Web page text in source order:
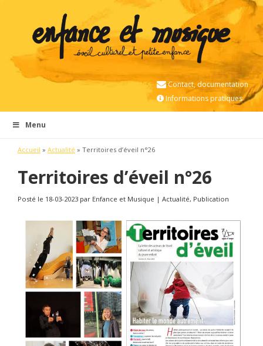
Contact, documentation
Informations pratiques
Menu
Accueil » Actualité » Territoires d’éveil n°26
Territoires d’éveil n°26
Posté le 18-03-2023 par Enfance et Musique | Actualité, Publication